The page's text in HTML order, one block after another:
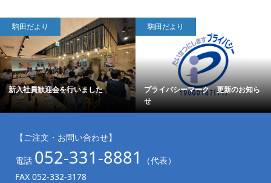
いました
駒田だより
プライバシーマーク 更新のお知ら
せ
サラダ劇団
【ご注文・お問い合わせ】
電話 052-331-8881
（代表）
FAX 052-332-3178